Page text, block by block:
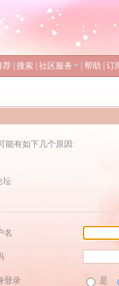
荐 搜索 社区服务 帮助 订
能有如下几个原因:
坛
名
登录 是